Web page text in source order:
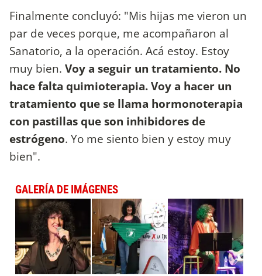
Finalmente concluyó: "Mis hijas me vieron un
par de veces porque, me acompañaron al
Sanatorio, a la operación. Acá estoy. Estoy
muy bien. Voy a seguir un tratamiento. No
hace falta quimioterapia. Voy a hacer un
tratamiento que se llama hormonoterapia
con pastillas que son inhibidores de
estrógeno. Yo me siento bien y estoy muy
bien".
GALERÍA DE IMÁGENES